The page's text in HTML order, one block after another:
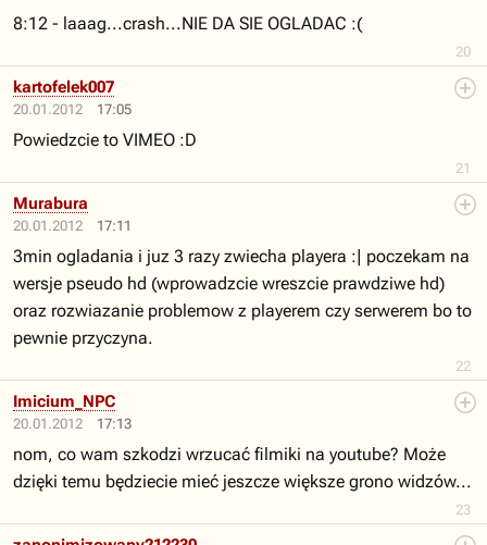
20
8:12 - laaag...crash...NIE DA SIE OGLADAC :(
20.01.2012 17:05
21
kartofelek007
Powiedzcie to VIMEO :D
20.01.2012 17:11
22
Murabura
3min ogladania i juz 3 razy zwiecha playera :| poczekam na
wersje pseudo hd (wprowadzcie wreszcie prawdziwe hd)
oraz rozwiazanie problemow z playerem czy serwerem bo to
pewnie przyczyna.
20.01.2012 17:13
23
Imicium_NPC
nom, co wam szkodzi wrzucać filmiki na youtube? Może
dzięki temu będziecie mieć jeszcze większe grono widzów...